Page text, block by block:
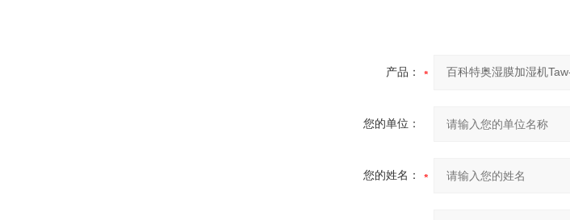
产品：
您的单位：
您的姓名：